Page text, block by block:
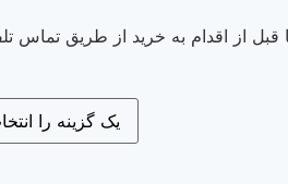
از اقدام به خرید از طریق تماس